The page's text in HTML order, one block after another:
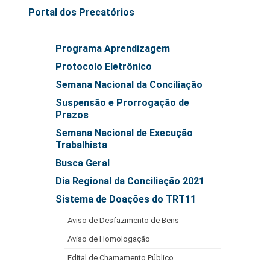
Automação e IA
Gestão Estratégica
Governança das Contratações Obras
Rede de Governança Colaborativa
Gestão de Riscos
Sites Institucionais
Biblioteca
Centro de Memória
Educação a distância
Portal dos Precatórios
Programa Aprendizagem
Protocolo Eletrônico
Semana Nacional da Conciliação
Suspensão e Prorrogação de
Prazos
Semana Nacional de Execução
Trabalhista
Busca Geral
Dia Regional da Conciliação 2021
Sistema de Doações do TRT11
Aviso de Desfazimento de Bens
Aviso de Homologação
Edital de Chamamento Público